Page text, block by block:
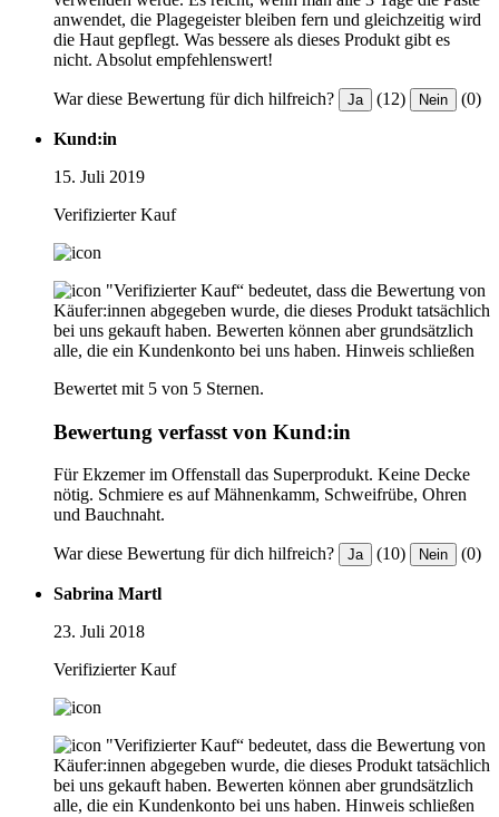
anwendet, die Plagegeister bleiben fern und gleichzeitig wird
die Haut gepflegt. Was bessere als dieses Produkt gibt es
nicht. Absolut empfehlenswert!
War diese Bewertung für dich hilfreich? Ja (12) Nein (0)
Kund:in
15. Juli 2019
Verifizierter Kauf
"Verifizierter Kauf“ bedeutet, dass die Bewertung von
Käufer:innen abgegeben wurde, die dieses Produkt tatsächlich
bei uns gekauft haben. Bewerten können aber grundsätzlich
alle, die ein Kundenkonto bei uns haben. Hinweis schließen
Bewertet mit 5 von 5 Sternen.
Bewertung verfasst von Kund:in
Für Ekzemer im Offenstall das Superprodukt. Keine Decke
nötig. Schmiere es auf Mähnenkamm, Schweifrübe, Ohren
und Bauchnaht.
War diese Bewertung für dich hilfreich? Ja (10) Nein (0)
Sabrina Martl
23. Juli 2018
Verifizierter Kauf
"Verifizierter Kauf“ bedeutet, dass die Bewertung von
Käufer:innen abgegeben wurde, die dieses Produkt tatsächlich
bei uns gekauft haben. Bewerten können aber grundsätzlich
alle, die ein Kundenkonto bei uns haben. Hinweis schließen